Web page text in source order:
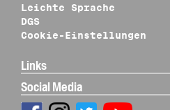
Leichte Sprache
DGS
Cookie-Einstellungen
Links
Social Media